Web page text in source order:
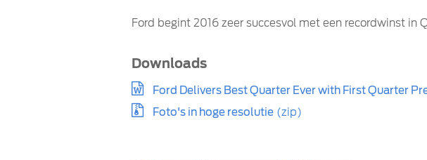
Ford begint 2016 zeer succesvol met een recordwinst in
Downloads
Ford Delivers Best Quarter Ever with First Quarter
Foto's in hoge resolutie (zip)